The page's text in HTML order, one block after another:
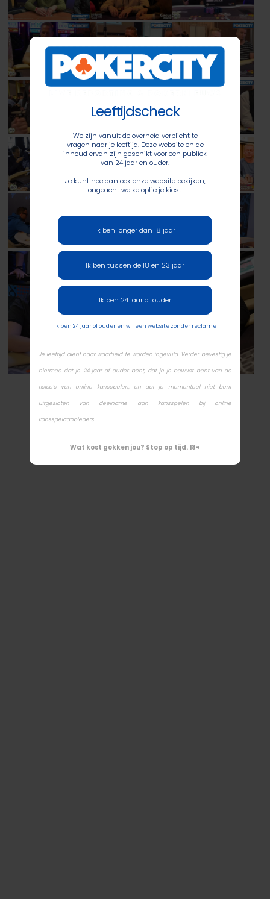
Leeftijdscheck
We zijn vanuit de overheid verplicht te
vragen naar je leeftijd. Deze website en de
inhoud ervan zijn geschikt voor een publiek
van 24 jaar en ouder.
Je kunt hoe dan ook onze website bekijken,
ongeacht welke optie je kiest.
Ik ben jonger dan 18 jaar
Ik ben tussen de 18 en 23 jaar
Ik ben 24 jaar of ouder
Ik ben 24 jaar of ouder en wil een website zonder reclame
Je leeftijd dient naar waarheid te worden ingevuld. Verder bevestig je
hiermee dat je 24 jaar of ouder bent, dat je je bewust bent van de
risico’s van online kansspelen, en dat je momenteel niet bent
uitgesloten van deelname aan kansspelen bij online
kansspelaanbieders.
Wat kost gokken jou? Stop op tijd. 18+